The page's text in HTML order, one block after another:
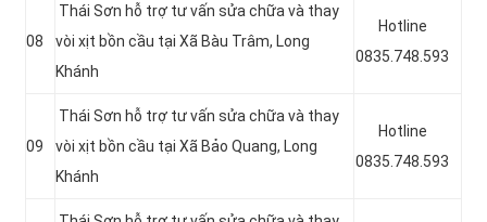
08
Thái Sơn hỗ trợ tư vấn sửa chữa và thay
vòi xịt bồn cầu tại Xã Bàu Trâm, Long
Khánh
Hotline
0835.748.593
09
Thái Sơn hỗ trợ tư vấn sửa chữa và thay
vòi xịt bồn cầu tại Xã Bảo Quang, Long
Khánh
Hotline
0835.748.593